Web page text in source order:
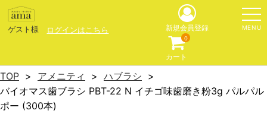
ゲスト様 ログインはこちら MENU
新規会員登録
カート
0
TOP アメニティ
ハブラシ
バイオマス歯ブラシ PBT-22 N イチゴ味歯磨き粉3g パルパル
ポー (300本)